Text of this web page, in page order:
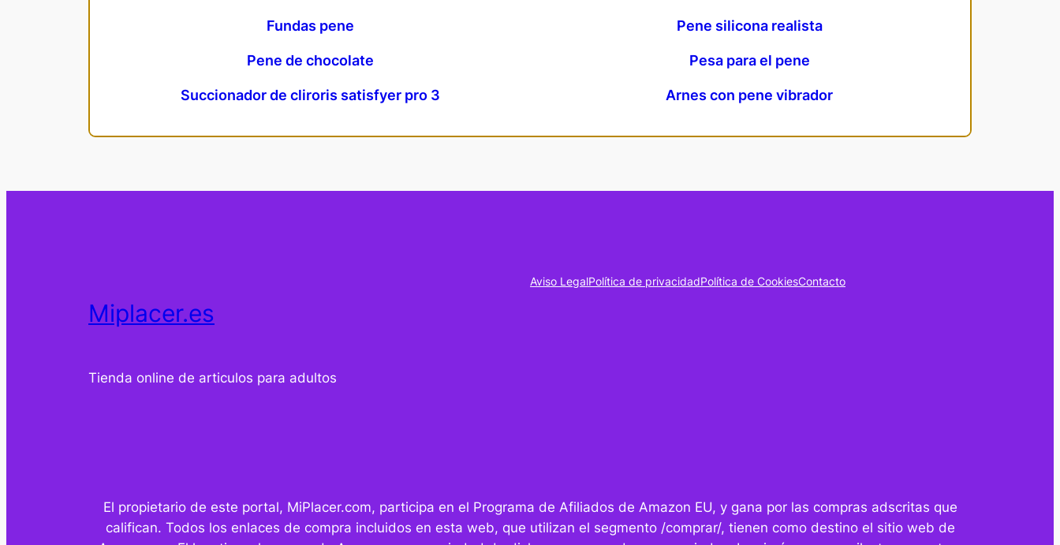
Fundas pene Pene silicona realista
Pene de chocolate Pesa para el pene
Succionador de cliroris satisfyer pro 3 Arnes con pene vibrador
Miplacer.es
Tienda online de articulos para adultos
Aviso LegalPolítica de privacidadPolítica de CookiesContacto
El propietario de este portal, MiPlacer.com, participa en el Programa de Afiliados de Amazon EU, y gana por las compras adscritas que
califican. Todos los enlaces de compra incluidos en esta web, que utilizan el segmento /comprar/, tienen como destino el sitio web de